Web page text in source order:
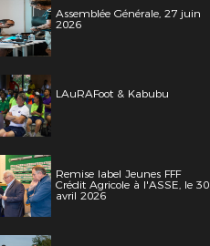
Assemblée Générale, 27 juin
2026
LAuRAFoot & Kabubu
Remise label Jeunes FFF
Crédit Agricole à l'ASSE, le 30
avril 2026